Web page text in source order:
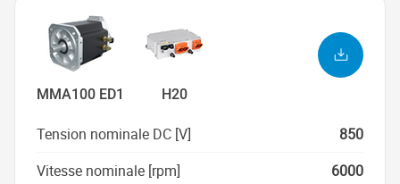
MMA100 ED1 H20
Tension nominale DC [V]
850
Vitesse nominale [rpm]
6000